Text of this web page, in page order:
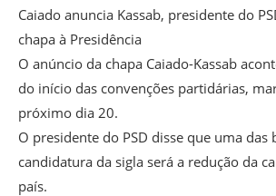
Caiado anuncia Kassab, presidente do
chapa à Presidência
O anúncio da chapa Caiado-Kassab
do início das convenções partidárias,
próximo dia 20.
O presidente do PSD disse que uma das
candidatura da sigla será a redução da
país.